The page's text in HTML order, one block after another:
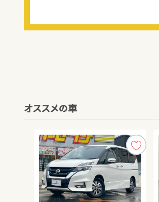
オススメの車